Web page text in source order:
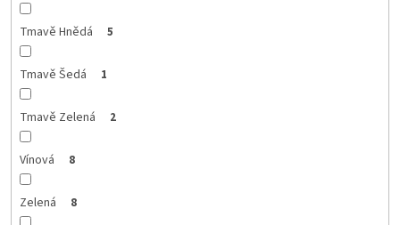
Tmavě Hnědá 5
Tmavě Šedá 1
Tmavě Zelená 2
Vínová 8
Zelená 8